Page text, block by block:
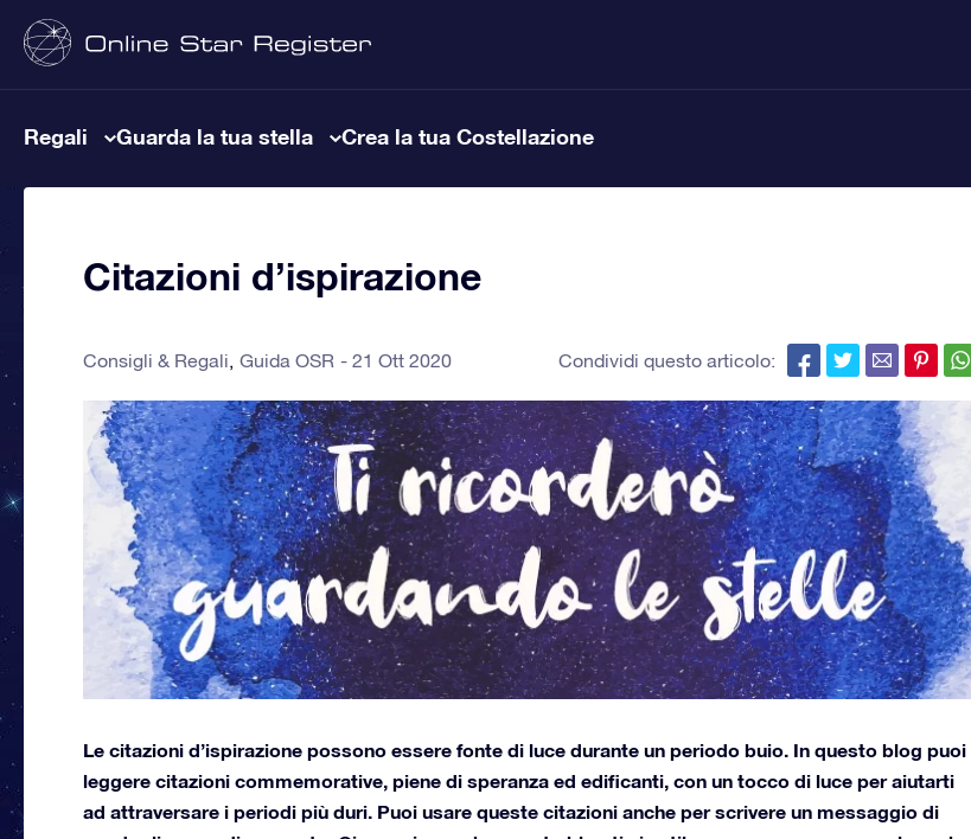
Regali Guarda la tua stella Crea la tua Costellazione
Citazioni d’ispirazione
Consigli & Regali Guida OSR 21 Ott 2020 Condividi questo articolo:
Le citazioni d’ispirazione possono essere fonte di luce durante un periodo buio. In questo blog puoi
leggere citazioni commemorative, piene di speranza ed edificanti, con un tocco di luce per aiutarti
ad attraversare i periodi più duri. Puoi usare queste citazioni anche per scrivere un messaggio di